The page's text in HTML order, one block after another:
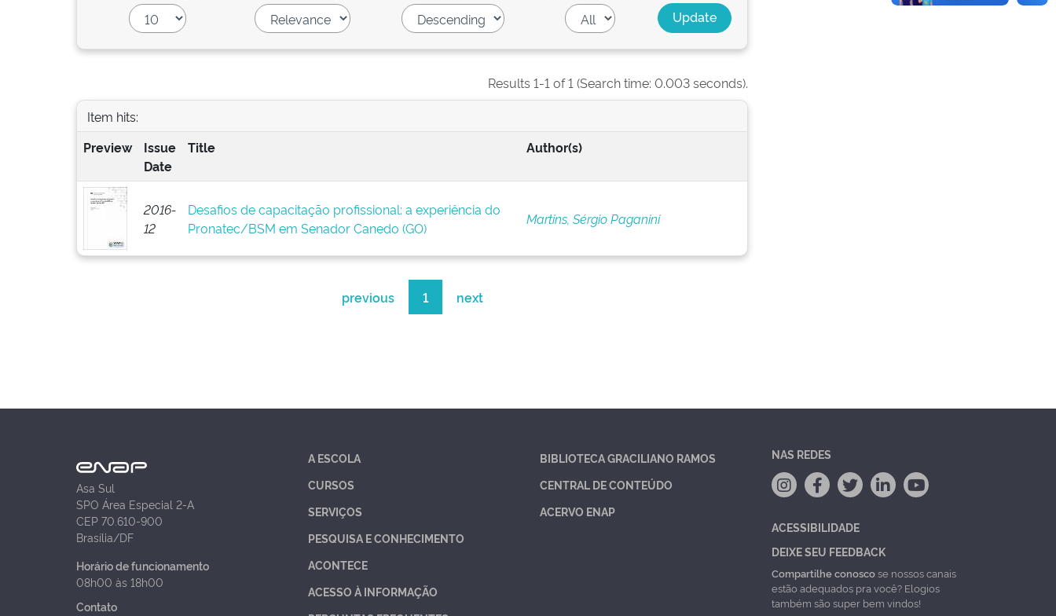
Results 1-1 of 1 (Search time: 0.003 seconds).
Item hits:
Preview
Issue
Date
Title Author(s)
2016-
12
Desafios de capacitação profissional: a experiência do
Pronatec/BSM em Senador Canedo (GO)
Martins, Sérgio Paganini
previous 1 next
Asa Sul
SPO Área Especial 2-A
CEP 70.610-900
Brasília/DF
Horário de funcionamento
08h00 às 18h00
Contato
A ESCOLA
CURSOS
SERVIÇOS
PESQUISA E CONHECIMENTO
ACONTECE
ACESSO À INFORMAÇÃO
BIBLIOTECA GRACILIANO RAMOS
CENTRAL DE CONTEÚDO
ACERVO ENAP
NAS REDES
ACESSIBILIDADE
DEIXE SEU FEEDBACK
Compartilhe conoscose nossos canais
estão adequados pra você? Elogios
também são super bem vindos!